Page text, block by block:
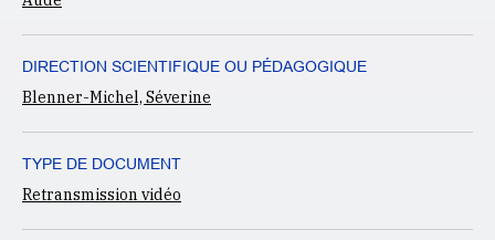
DIRECTION SCIENTIFIQUE OU PÉDAGOGIQUE
Blenner-Michel, Séverine
TYPE DE DOCUMENT
Retransmission vidéo